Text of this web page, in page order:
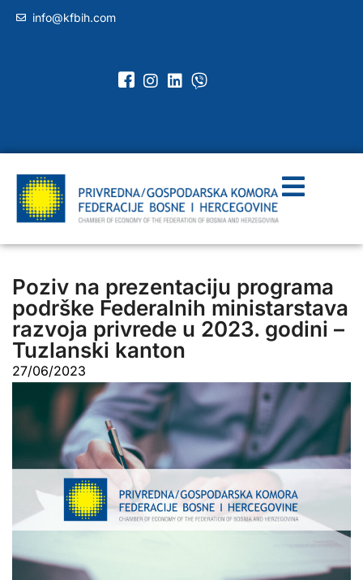
info@kfbih.com
Poziv na prezentaciju programa
podrške Federalnih ministarstava
razvoja privrede u 2023. godini –
Tuzlanski kanton
27/06/2023